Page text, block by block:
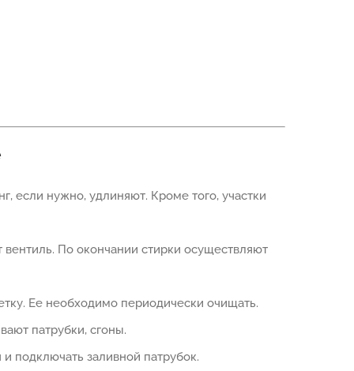
нужно, удлиняют. Кроме того, участки
По окончании стирки осуществляют
Ее необходимо периодически очищать.
патрубки, сгоны.
подключать заливной патрубок.